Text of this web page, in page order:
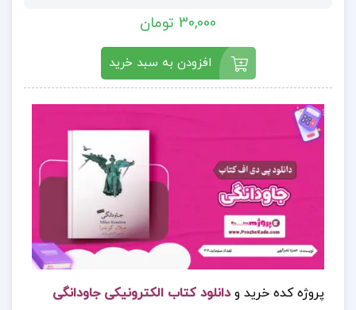
30,000 تومان
افزودن به سبد خرید
پروژه کده خرید و دانلود کتاب الکترونیکی جاودانگی